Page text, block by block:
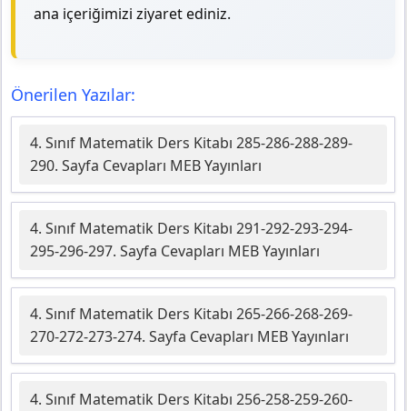
ana içeriğimizi ziyaret ediniz.
Önerilen Yazılar:
4. Sınıf Matematik Ders Kitabı 285-286-288-289-
290. Sayfa Cevapları MEB Yayınları
4. Sınıf Matematik Ders Kitabı 291-292-293-294-
295-296-297. Sayfa Cevapları MEB Yayınları
4. Sınıf Matematik Ders Kitabı 265-266-268-269-
270-272-273-274. Sayfa Cevapları MEB Yayınları
4. Sınıf Matematik Ders Kitabı 256-258-259-260-